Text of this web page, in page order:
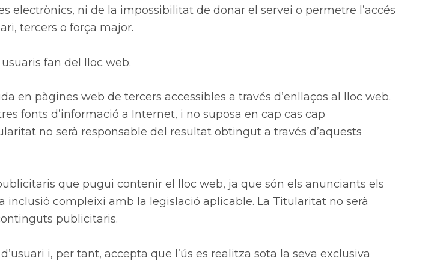
electrònics, ni de la impossibilitat de donar el servei o permetre l’accés
tercers o força major.
fan del lloc web.
en pàgines web de tercers accessibles a través d’enllaços al lloc web.
fonts d’informació a Internet, i no suposa en cap cas cap
no serà responsable del resultat obtingut a través d’aquests
que pugui contenir el lloc web, ja que són els anunciants els
compleixi amb la legislació aplicable. La Titularitat no serà
publicitaris.
i, per tant, accepta que l’ús es realitza sota la seva exclusiva